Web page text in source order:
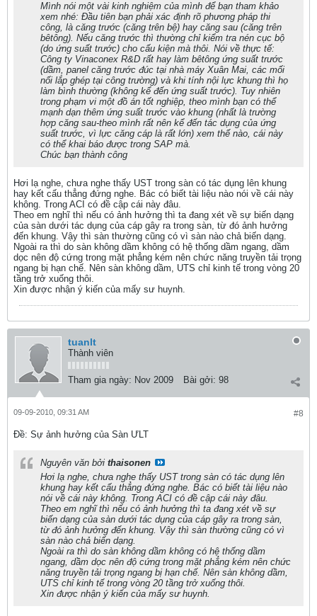
Mình nói một vài kinh nghiệm của mình để bạn tham khảo
xem nhé: Đầu tiên bạn phải xác định rõ phương pháp thi
công, là căng trước (căng trên bệ) hay căng sau (căng trên
bêtông). Nếu căng trước thì thường chỉ kiểm tra nén cục bộ
(do ứng suất trước) cho cấu kiện mà thôi. Nói về thực tế:
Công ty Vinaconex R&D rất hay làm bêtông ứng suất trước
(dầm, panel căng trước đúc tại nhà máy Xuân Mai, các mối
nối lắp ghép tại công trường) và khi tính nội lực khung thì họ
làm bình thường (không kể đến ứng suất trước). Tuy nhiên
trong phạm vi một đồ án tốt nghiệp, theo mình bạn có thể
mạnh dạn thêm ứng suất trước vào khung (nhất là trường
hợp căng sau-theo mình rất nên kể đến tác dụng của ứng
suất trước, vì lực căng cáp là rất lớn) xem thế nào, cái này
có thể khai báo được trong SAP mà.
Chúc bạn thành công
Hơi lạ nghe, chưa nghe thấy UST trong sàn có tác dụng lên khung
hay kết cấu thẳng đứng nghe. Bác có biết tài liệu nào nói về cái này
không. Trong ACI có đề cập cái này đâu.
Theo em nghĩ thì nếu có ảnh hưởng thì ta đang xét về sự biến dạng
của sàn dưới tác dụng của cáp gây ra trong sàn, từ đó ảnh hưởng
đến khung. Vậy thì sàn thường cũng có vì sàn nào chả biến dạng.
Ngoài ra thì do sàn không dầm không có hệ thống dầm ngang, dầm
dọc nên độ cứng trong mặt phẳng kém nên chức năng truyền tải trọng
ngang bị hạn chế. Nên sàn không dầm, UTS chỉ kinh tế trong vòng 20
tầng trở xuống thôi.
Xin được nhận ý kiến của mấy sư huynh.
tuanlt
Thành viên
Tham gia ngày: Nov 2009 Bài gởi: 98
#8
09-09-2010, 09:31 AM
Ðề: Sự ảnh hưởng của Sàn ƯLT
Nguyên văn bởi thaisonen
Hơi lạ nghe, chưa nghe thấy UST trong sàn có tác dụng lên
khung hay kết cấu thẳng đứng nghe. Bác có biết tài liệu nào
nói về cái này không. Trong ACI có đề cập cái này đâu.
Theo em nghĩ thì nếu có ảnh hưởng thì ta đang xét về sự
biến dạng của sàn dưới tác dụng của cáp gây ra trong sàn,
từ đó ảnh hưởng đến khung. Vậy thì sàn thường cũng có vì
sàn nào chả biến dạng.
Ngoài ra thì do sàn không dầm không có hệ thống dầm
ngang, dầm dọc nên độ cứng trong mặt phẳng kém nên chức
năng truyền tải trọng ngang bị hạn chế. Nên sàn không dầm,
UTS chỉ kinh tế trong vòng 20 tầng trở xuống thôi.
Xin được nhận ý kiến của mấy sư huynh.